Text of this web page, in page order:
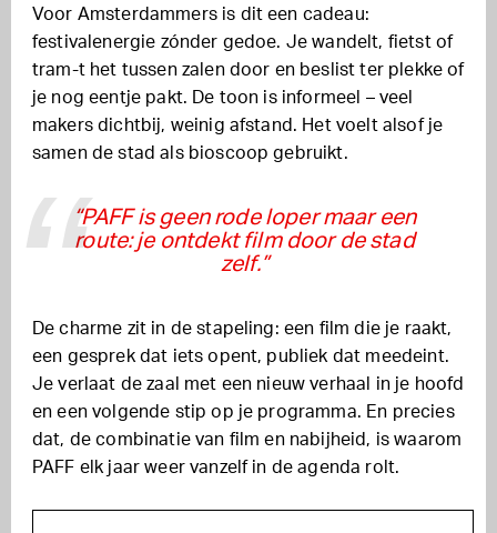
Voor Amsterdammers is dit een cadeau:
festivalenergie zónder gedoe. Je wandelt, fietst of
tram-t het tussen zalen door en beslist ter plekke of
je nog eentje pakt. De toon is informeel – veel
makers dichtbij, weinig afstand. Het voelt alsof je
samen de stad als bioscoop gebruikt.
“PAFF is geen rode loper maar een
route: je ontdekt film door de stad
zelf.”
De charme zit in de stapeling: een film die je raakt,
een gesprek dat iets opent, publiek dat meedeint.
Je verlaat de zaal met een nieuw verhaal in je hoofd
en een volgende stip op je programma. En precies
dat, de combinatie van film en nabijheid, is waarom
PAFF elk jaar weer vanzelf in de agenda rolt.